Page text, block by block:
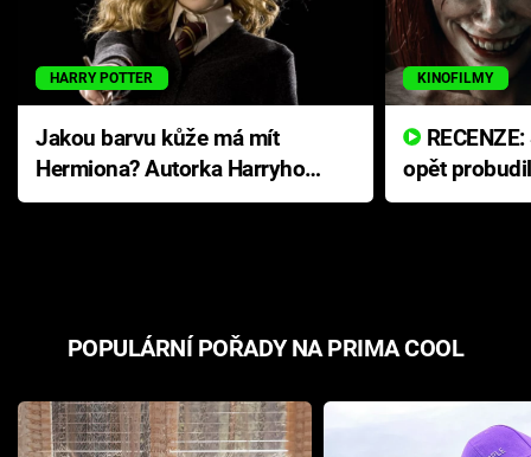
HARRY POTTER
Jakou barvu kůže má mít
Hermiona? Autorka Harryho
Pottera přišla s ráznou
KINOFILMY
opět
přichází s
POPULÁRNÍ POŘADY NA PRIMA COOL